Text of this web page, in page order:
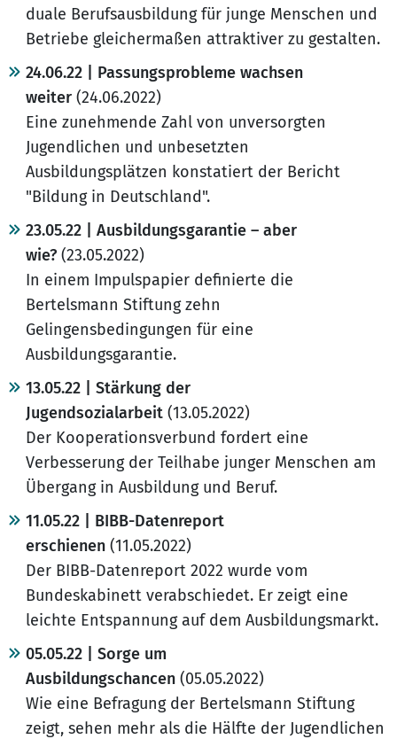
duale Berufsausbildung für junge Menschen und
Betriebe gleichermaßen attraktiver zu gestalten.
24.06.22 | Passungsprobleme wachsen
weiter (24.06.2022)
Eine zunehmende Zahl von unversorgten
Jugendlichen und unbesetzten
Ausbildungsplätzen konstatiert der Bericht
"Bildung in Deutschland".
23.05.22 | Ausbildungsgarantie – aber
wie? (23.05.2022)
In einem Impulspapier definierte die
Bertelsmann Stiftung zehn
Gelingensbedingungen für eine
Ausbildungsgarantie.
13.05.22 | Stärkung der
Jugendsozialarbeit (13.05.2022)
Der Kooperationsverbund fordert eine
Verbesserung der Teilhabe junger Menschen am
Übergang in Ausbildung und Beruf.
11.05.22 | BIBB-Datenreport
erschienen (11.05.2022)
Der BIBB-Datenreport 2022 wurde vom
Bundeskabinett verabschiedet. Er zeigt eine
leichte Entspannung auf dem Ausbildungsmarkt.
05.05.22 | Sorge um
Ausbildungschancen (05.05.2022)
Wie eine Befragung der Bertelsmann Stiftung
zeigt, sehen mehr als die Hälfte der Jugendlichen